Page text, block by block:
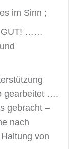
im Sinn ;
GUT! ……
gearbeitet ….
gebracht –
nach
von